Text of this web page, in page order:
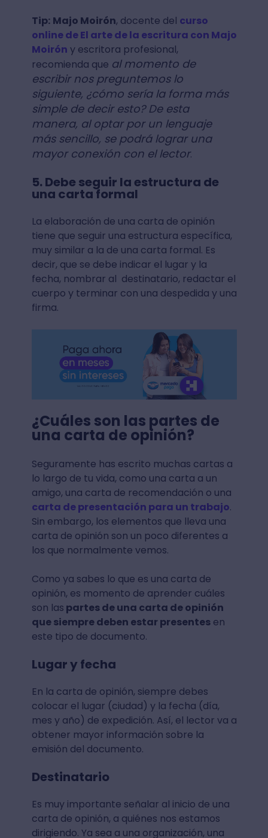
Tip: Majo Moirón, docente del curso
online de El arte de la escritura con Majo
Moirón y escritora profesional,
recomienda que al momento de
escribir nos preguntemos lo
siguiente, ¿cómo sería la forma más
simple de decir esto? De esta
manera, al optar por un lenguaje
más sencillo, se podrá lograr una
mayor conexión con el lector.
5. Debe seguir la estructura de
una carta formal
La elaboración de una carta de opinión
tiene que seguir una estructura específica,
muy similar a la de una carta formal. Es
decir, que se debe indicar el lugar y la
fecha, nombrar al destinatario, redactar el
cuerpo y terminar con una despedida y una
firma.
¿Cuáles son las partes de
una carta de opinión?
Seguramente has escrito muchas cartas a
lo largo de tu vida, como una carta a un
amigo, una carta de recomendación o una
carta de presentación para un trabajo.
Sin embargo, los elementos que lleva una
carta de opinión son un poco diferentes a
los que normalmente vemos.
Como ya sabes lo que es una carta de
opinión, es momento de aprender cuáles
son las partes de una carta de opinión
que siempre deben estar presentesen
este tipo de documento.
Lugar y fecha
En la carta de opinión, siempre debes
colocar el lugar (ciudad) y la fecha (día,
mes y año) de expedición. Así, el lector va a
obtener mayor información sobre la
emisión del documento.
Destinatario
Es muy importante señalar al inicio de una
carta de opinión, a quiénes nos estamos
dirigiendo. Ya sea a una organización, una